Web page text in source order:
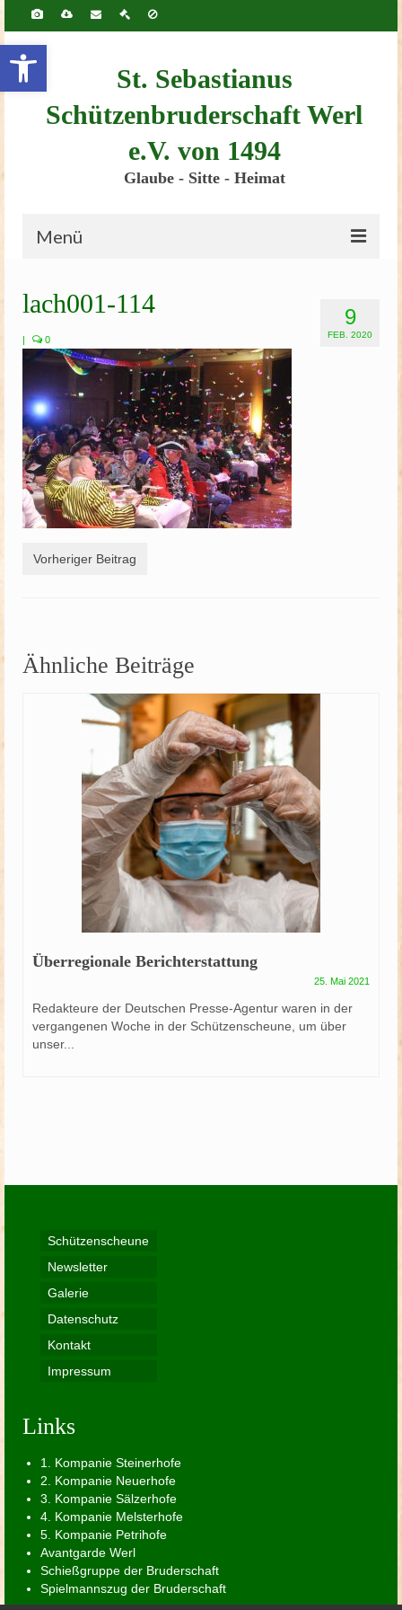
Werkzeugleiste öffnen
springen
St. Sebastianus
Schützenbruderschaft Werl
e.V. von 1494
Glaube - Sitte - Heimat
Menü
Schützenscheune
Kinderschützenfest
Schützenfest
Schießgruppe
News
9
FEB. 2020
lach001-114
| 0
Vorheriger Beitrag
Ähnliche Beiträge
Überregionale Berichterstattung
25. Mai 2021
Redakteure der Deutschen Presse-Agentur waren in der
vergangenen Woche in der Schützenscheune, um über
unser...
Schützenscheune
Newsletter
Galerie
Datenschutz
Kontakt
Impressum
Links
1. Kompanie Steinerhofe
2. Kompanie Neuerhofe
3. Kompanie Sälzerhofe
4. Kompanie Melsterhofe
5. Kompanie Petrihofe
Avantgarde Werl
Schießgruppe der Bruderschaft
Spielmannszug der Bruderschaft